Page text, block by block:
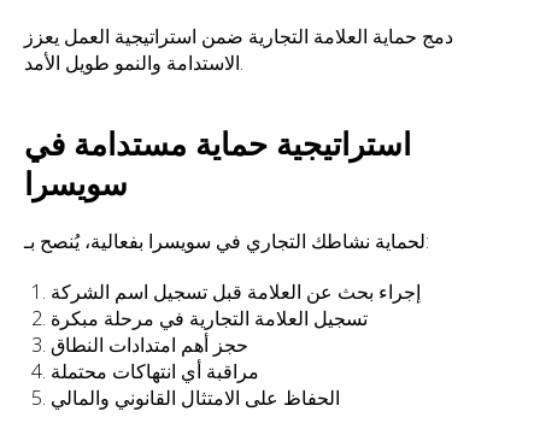
دمج حماية العلامة التجارية ضمن استراتيجية العمل يعزز
الاستدامة والنمو طويل الأمد.
استراتيجية حماية مستدامة في
سويسرا
لحماية نشاطك التجاري في سويسرا بفعالية، يُنصح بـ:
إجراء بحث عن العلامة قبل تسجيل اسم الشركة
تسجيل العلامة التجارية في مرحلة مبكرة
حجز أهم امتدادات النطاق
مراقبة أي انتهاكات محتملة
الحفاظ على الامتثال القانوني والمالي